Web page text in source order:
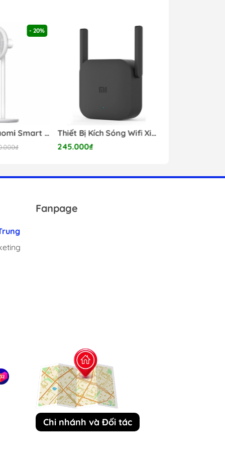
- 20%
Quạt đứng Xiaomi Smart Fan 2 Lite
Thiết Bị Kích Sóng Wifi Xiaomi Pro
245.000₫
Fanpage
Chi nhánh và Đối tác